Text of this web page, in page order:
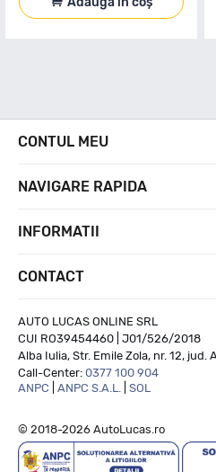
CONTUL MEU
NAVIGARE RAPIDA
INFORMATII
CONTACT
AUTO LUCAS ONLINE SRL
CUI RO39454460 | J01/526/2018
Alba Iulia, Str. Emile Zola, nr. 12, jud.
Call-Center: 0377 100 904
ANPC
ANPC S.A.L. SOL
© 2018-2026 AutoLucas.ro